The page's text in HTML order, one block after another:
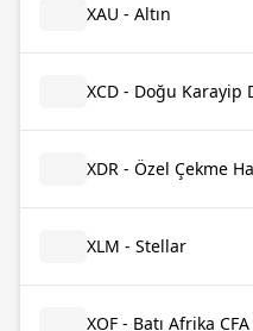
XAU - Altın
XCD - Doğu Karayip
XDR - Özel Çekme
XLM - Stellar
XOF - Batı Afrika